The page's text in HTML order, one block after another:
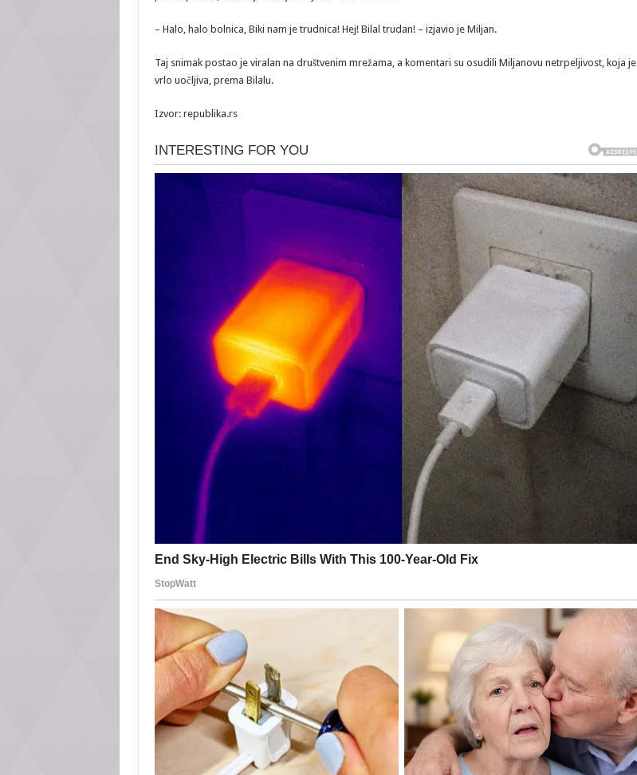
– Halo, halo bolnica, Biki nam je trudnica! Hej! Bilal trudan! – izjavio je Miljan.
Taj snimak postao je viralan na društvenim mrežama, a komentari su osudili Miljanovu netrpeljivost, koja je
vrlo uočljiva, prema Bilalu.
Izvor: republika.rs